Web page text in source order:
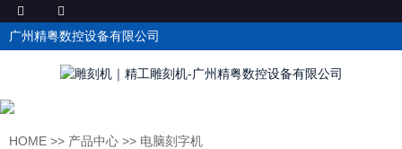
广州精粤数控设备有限公司
HOME >> 产品中心 >> 电脑刻字机